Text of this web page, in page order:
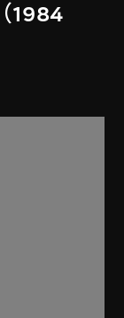
1984